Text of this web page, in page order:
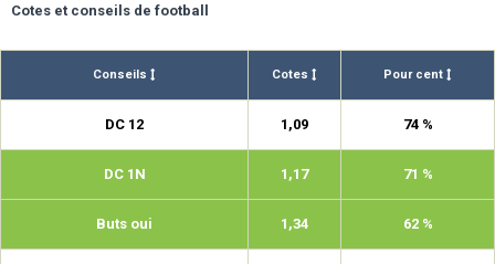
Cotes et conseils de football
Conseils Cotes Pour cent
DC 12 1,09 74 %
DC 1N 1,17 71 %
Buts oui 1,34 62 %